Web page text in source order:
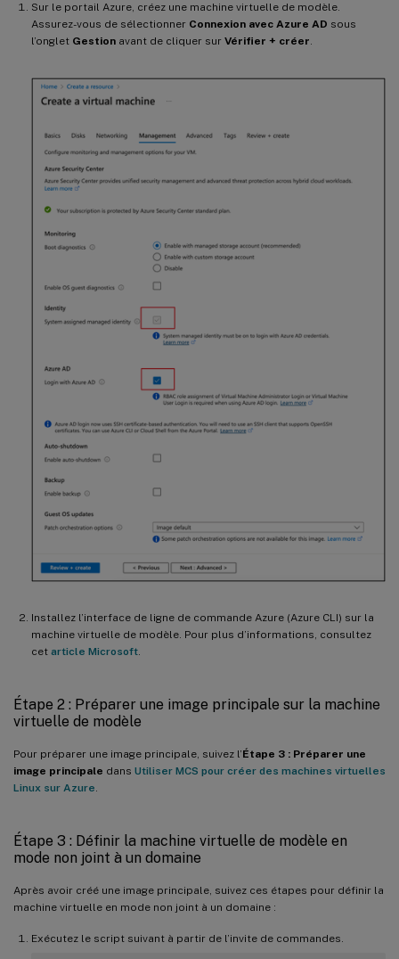
Sur le portail Azure, créez une machine virtuelle de modèle.
Assurez-vous de sélectionner Connexion avec Azure AD sous
l’onglet Gestion avant de cliquer sur Vérifier + créer.
Installez l’interface de ligne de commande Azure (Azure CLI) sur la
machine virtuelle de modèle. Pour plus d’informations, consultez
cet article Microsoft.
Étape 2 : Préparer une image principale sur la machine
virtuelle de modèle
Pour préparer une image principale, suivez l’Étape 3 : Préparer une
image principale dans Utiliser MCS pour créer des machines virtuelles
Linux sur Azure.
Étape 3 : Définir la machine virtuelle de modèle en
mode non joint à un domaine
Après avoir créé une image principale, suivez ces étapes pour définir la
machine virtuelle en mode non joint à un domaine :
Exécutez le script suivant à partir de l’invite de commandes.